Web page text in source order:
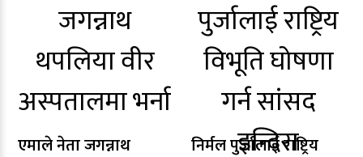
एमाले नेता जगन्नाथ
निर्मल पुर्जालाई राष्ट्रिय